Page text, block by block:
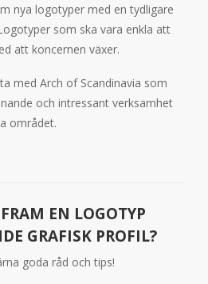
nya logotyper med en tydligare
som ska vara enkla att
att koncernen växer.
med Arch of Scandinavia som
och intressant verksamhet
området.
EN LOGOTYP
GRAFISK PROFIL?
goda råd och tips!